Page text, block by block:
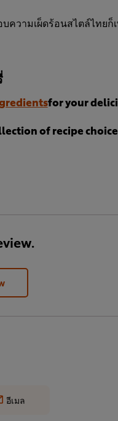
ความเผ็ดร้อนสไตล์ไทย
for your
of recipe
อีเมล